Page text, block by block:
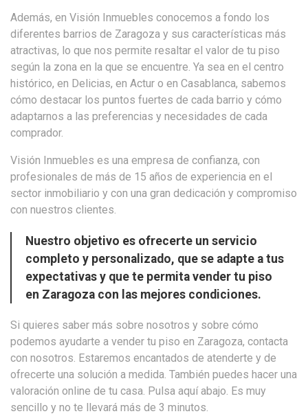
Además, en Visión Inmuebles conocemos a fondo los
diferentes barrios de Zaragoza y sus características más
atractivas, lo que nos permite resaltar el valor de tu piso
según la zona en la que se encuentre. Ya sea en el centro
histórico, en Delicias, en Actur o en Casablanca, sabemos
cómo destacar los puntos fuertes de cada barrio y cómo
adaptarnos a las preferencias y necesidades de cada
comprador.
Visión Inmuebles es una empresa de confianza, con
profesionales de más de 15 años de experiencia en el
sector inmobiliario y con una gran dedicación y compromiso
con nuestros clientes.
Nuestro objetivo es ofrecerte un servicio
completo y personalizado, que se adapte a tus
expectativas y que te permita vender tu piso
en Zaragoza con las mejores condiciones.
Si quieres saber más sobre nosotros y sobre cómo
podemos ayudarte a vender tu piso en Zaragoza, contacta
con nosotros. Estaremos encantados de atenderte y de
ofrecerte una solución a medida. También puedes hacer una
valoración online de tu casa. Pulsa aquí abajo. Es muy
sencillo y no te llevará más de 3 minutos.